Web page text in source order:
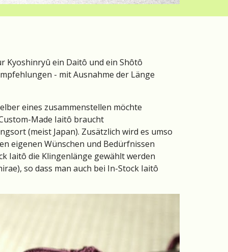
Kyoshinryû ein Daitô und ein Shôtô
- mit Ausnahme der Länge
eines zusammenstellen möchte
Made Iaitô braucht
(meist Japan). Zusätzlich wird es umso
eigenen Wünschen und Bedürfnissen
Iaitô die Klingenlänge gewählt werden
so dass man auch bei In-Stock Iaitô